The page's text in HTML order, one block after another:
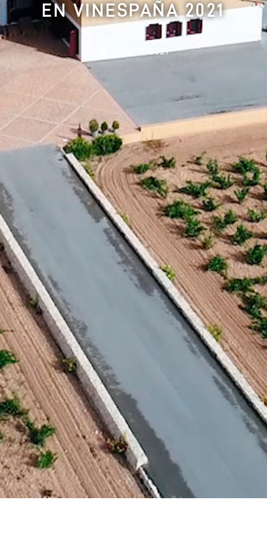
EN VINESPAÑA 2021
mayo 17, 2021